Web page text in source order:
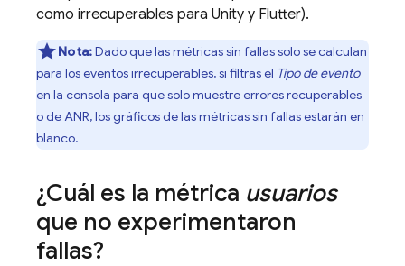
como irrecuperables para Unity y Flutter).
Nota:Dado que las métricas sin fallas solo se calculan
para los eventos irrecuperables, si filtras el Tipo de evento
en la consola para que solo muestre errores recuperables
o de ANR, los gráficos de las métricas sin fallas estarán en
blanco.
¿Cuál es la métrica usuarios
que no experimentaron
fallas?